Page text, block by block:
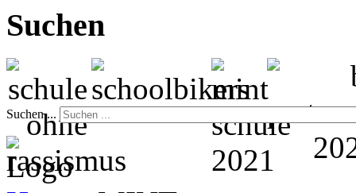
Suchen
Suchen ...